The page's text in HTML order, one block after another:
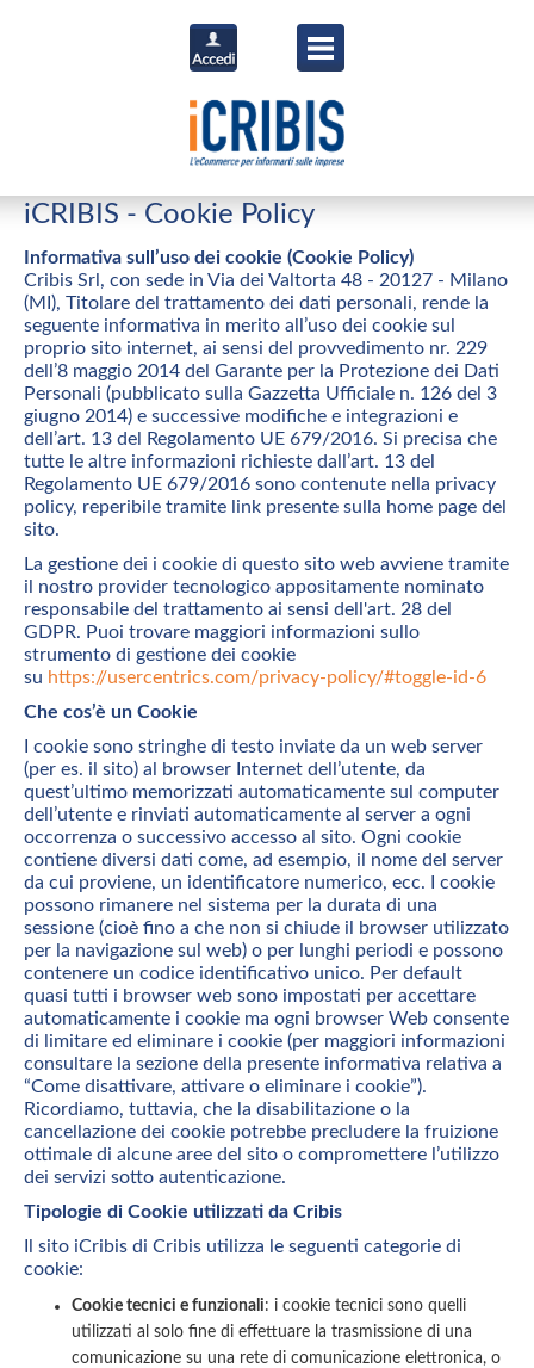
iCRIBIS - Cookie Policy
Informativa sull’uso dei cookie (Cookie Policy)
Cribis Srl, con sede in Via dei Valtorta 48 - 20127 - Milano
(MI), Titolare del trattamento dei dati personali, rende la
seguente informativa in merito all’uso dei cookie sul
proprio sito internet, ai sensi del provvedimento nr. 229
dell’8 maggio 2014 del Garante per la Protezione dei Dati
Personali (pubblicato sulla Gazzetta Ufficiale n. 126 del 3
giugno 2014) e successive modifiche e integrazioni e
dell’art. 13 del Regolamento UE 679/2016. Si precisa che
tutte le altre informazioni richieste dall’art. 13 del
Regolamento UE 679/2016 sono contenute nella privacy
policy, reperibile tramite link presente sulla home page del
sito.
La gestione dei i cookie di questo sito web avviene tramite
il nostro provider tecnologico appositamente nominato
responsabile del trattamento ai sensi dell'art. 28 del
GDPR. Puoi trovare maggiori informazioni sullo
strumento di gestione dei cookie
su https://usercentrics.com/privacy-policy/#toggle-id-6
Che cos’è un Cookie
I cookie sono stringhe di testo inviate da un web server
(per es. il sito) al browser Internet dell’utente, da
quest’ultimo memorizzati automaticamente sul computer
dell’utente e rinviati automaticamente al server a ogni
occorrenza o successivo accesso al sito. Ogni cookie
contiene diversi dati come, ad esempio, il nome del server
da cui proviene, un identificatore numerico, ecc. I cookie
possono rimanere nel sistema per la durata di una
sessione (cioè fino a che non si chiude il browser utilizzato
per la navigazione sul web) o per lunghi periodi e possono
contenere un codice identificativo unico. Per default
quasi tutti i browser web sono impostati per accettare
automaticamente i cookie ma ogni browser Web consente
di limitare ed eliminare i cookie (per maggiori informazioni
consultare la sezione della presente informativa relativa a
“Come disattivare, attivare o eliminare i cookie”).
Ricordiamo, tuttavia, che la disabilitazione o la
cancellazione dei cookie potrebbe precludere la fruizione
ottimale di alcune aree del sito o compromettere l’utilizzo
dei servizi sotto autenticazione.
Tipologie di Cookie utilizzati da Cribis
Il sito iCribis di Cribis utilizza le seguenti categorie di
cookie:
Cookie tecnici e funzionali: i cookie tecnici sono quelli
utilizzati al solo fine di effettuare la trasmissione di una
comunicazione su una rete di comunicazione elettronica, o